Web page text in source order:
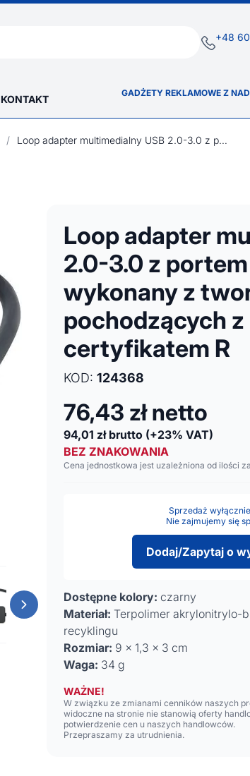
+48
KONTAKT GADŻETY REKLAMOWE Z
/ Loop adapter multimedialny USB 2.0-3.0 z portem HDMI wykonany z tworzyw sztucznych pochodzących z recyklingu z certyfikatem R
Loop adapter
2.0-3.0 z
wykonany z
pochodzących
certyfikatem R
KOD: 124368
76,43 zł netto
94,01 zł brutto (+23% VAT)
BEZ ZNAKOWANIA
Cena jednostkowa jest uzależniona od ilości
Sprzedaż
Nie zajmujemy się
Dodaj/Zapytaj o
Dostępne kolory: czarny
Materiał: Terpolimer akrylonitrylo-
recyklingu
Rozmiar: 9 x 1,3 x 3 cm
Waga: 34 g
WAŻNE!
W związku ze zmianami cenników naszych
widoczne na stronie nie stanowią oferty
potwierdzenie cen u naszych handlowców.
Przepraszamy za utrudnienia.